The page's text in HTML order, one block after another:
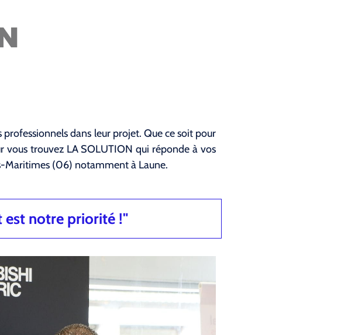
dans leur projet. Que ce soit pour
trouvez LA SOLUTION qui réponde à vos
Maritimes (06) notamment à Laune.
est notre priorité !"